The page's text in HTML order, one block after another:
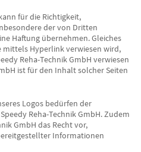
für die Richtigkeit,
der von Dritten
Haftung übernehmen. Gleiches
Hyperlink verwiesen wird,
Reha-Technik GmbH verwiesen
ist für den Inhalt solcher Seiten
Logos bedürfen der
Reha-Technik GmbH. Zudem
GmbH das Recht vor,
Informationen